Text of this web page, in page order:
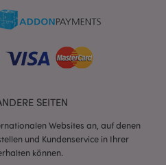
SEITEN
Websites an, auf denen
und Kundenservice in Ihrer
können.
Adobe Inc.
www.puckator.de